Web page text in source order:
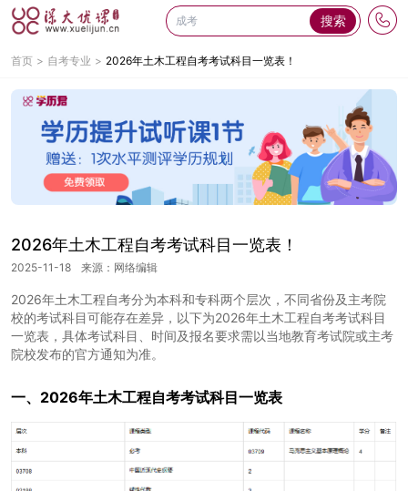
搜索
首页 自考专业 2026年土木工程自考考试科目一览表！
2026年土木工程自考考试科目一览表！
2025-11-18 来源：网络编辑
2026年土木工程自考分为本科和专科两个层次，不同省份及主考院
校的考试科目可能存在差异，以下为2026年土木工程自考考试科目
一览表，具体考试科目、时间及报名要求需以当地教育考试院或主考
院校发布的官方通知为准。
一、2026年土木工程自考考试科目一览表